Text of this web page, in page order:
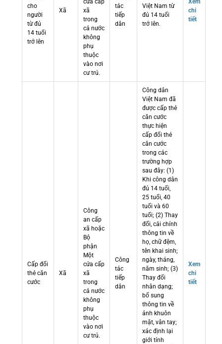
cho
người
từ đủ
14 tuổi
trở lên
Xã
cửa cấp
xã
trong
cả nước
không
phụ
thuộc
vào nơi
cư trú.
tác
tiếp
dân
Việt Nam từ
đủ 14 tuổi
trở lên.
Xem
chi
tiết
Cấp đổi
thẻ căn
cước
Xã
Công
an cấp
xã hoặc
Bộ
phận
Một
cửa cấp
xã
trong
cả nước
không
phụ
thuộc
vào nơi
cư trú.
Công
tác
tiếp
dân
Công dân
Việt Nam đã
được cấp thẻ
căn cước
thực hiện
cấp đổi thẻ
căn cước
trong các
trường hợp
sau đây: (1)
Khi công dân
đủ 14 tuổi,
25 tuổi, 40
tuổi và 60
tuổi; (2) Thay
đổi, cải chính
thông tin về
họ, chữ đệm,
tên khai sinh;
ngày, tháng,
năm sinh; (3)
Thay đổi
nhân dạng;
bổ sung
thông tin về
ảnh khuôn
mặt, vân tay;
xác định lại
giới tính
Xem
chi
tiết